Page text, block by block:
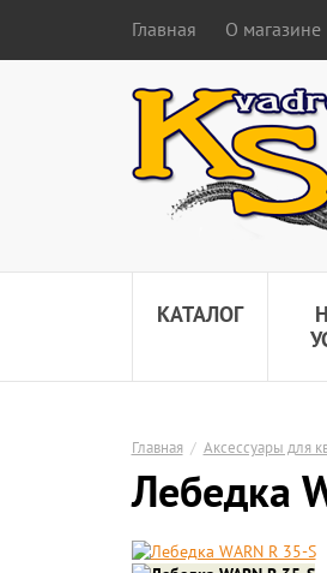
Главная О магазине
КАТАЛОГ
Главная / Аксессуары для
Лебедка